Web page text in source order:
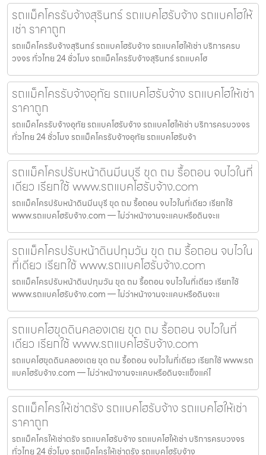
รถแม็คโครรับจ้างสุรินทร์ รถแบคโฮรับจ้าง รถแบคโฮให้
เช่า ราคาถูก
รถแม็คโครรับจ้างสุรินทร์ รถแบคโฮรับจ้าง รถแบคโฮให้เช่า บริการครบ
วงจร ทั่วไทย 24 ชั่วโมง รถแม็คโครรับจ้างสุรินทร์ รถแบคโฮ
รถแม็คโครรับจ้างอุทัย รถแบคโฮรับจ้าง รถแบคโฮให้เช่า
ราคาถูก
รถแม็คโครรับจ้างอุทัย รถแบคโฮรับจ้าง รถแบคโฮให้เช่า บริการครบวงจร
ทั่วไทย 24 ชั่วโมง รถแม็คโครรับจ้างอุทัย รถแบคโฮรับจ้า
รถแม็คโครปรับหน้าดินมีนบุรี ขุด ถม รื้อถอน จบไวในที่
เดียว เรียกใช้ www.รถแบคโฮรับจ้าง.com
รถแม็คโครปรับหน้าดินมีนบุรี ขุด ถม รื้อถอน จบไวในที่เดียว เรียกใช้
www.รถแบคโฮรับจ้าง.com — ไม่ว่าหน้างานจะแคบหรือดินจะแ
รถแม็คโครปรับหน้าดินปทุมวัน ขุด ถม รื้อถอน จบไวใน
ที่เดียว เรียกใช้ www.รถแบคโฮรับจ้าง.com
รถแม็คโครปรับหน้าดินปทุมวัน ขุด ถม รื้อถอน จบไวในที่เดียว เรียกใช้
www.รถแบคโฮรับจ้าง.com — ไม่ว่าหน้างานจะแคบหรือดินจะแ
รถแบคโฮขุดดินคลองเตย ขุด ถม รื้อถอน จบไวในที่
เดียว เรียกใช้ www.รถแบคโฮรับจ้าง.com
รถแบคโฮขุดดินคลองเตย ขุด ถม รื้อถอน จบไวในที่เดียว เรียกใช้ www.รถ
แบคโฮรับจ้าง.com — ไม่ว่าหน้างานจะแคบหรือดินจะแข็งแค่ไ
รถแม็คโครให้เช่าตรัง รถแบคโฮรับจ้าง รถแบคโฮให้เช่า
ราคาถูก
รถแม็คโครให้เช่าตรัง รถแบคโฮรับจ้าง รถแบคโฮให้เช่า บริการครบวงจร
ทั่วไทย 24 ชั่วโมง รถแม็คโครให้เช่าตรัง รถแบคโฮรับจ้าง